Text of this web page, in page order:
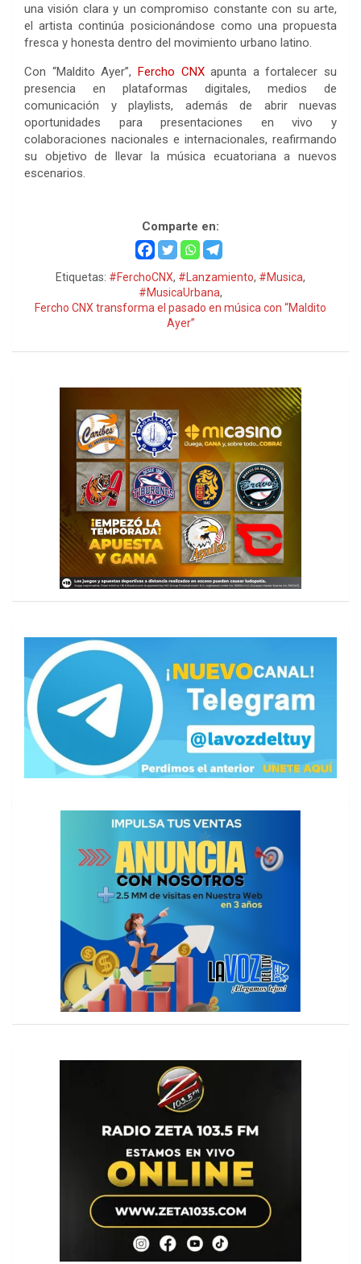
una visión clara y un compromiso constante con su arte,
el artista continúa posicionándose como una propuesta
fresca y honesta dentro del movimiento urbano latino.
Con “Maldito Ayer”, Fercho CNXapunta a fortalecer su
presencia en plataformas digitales, medios de
comunicación y playlists, además de abrir nuevas
oportunidades para presentaciones en vivo y
colaboraciones nacionales e internacionales, reafirmando
su objetivo de llevar la música ecuatoriana a nuevos
escenarios.
Comparte en:
Etiquetas: #FerchoCNX, #Lanzamiento, #Musica,
#MusicaUrbana,
Fercho CNX transforma el pasado en música con “Maldito
Ayer”